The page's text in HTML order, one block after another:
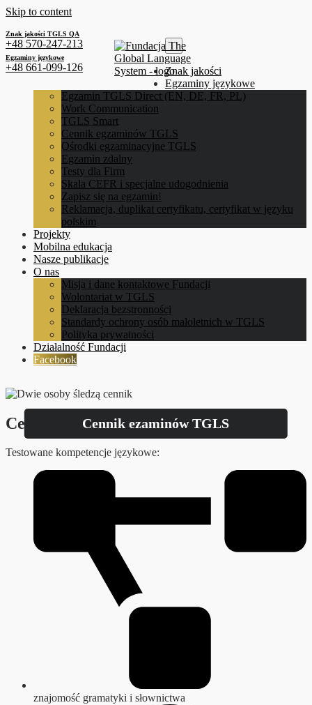
Skip to content
Znak jakości TGLS QA
+48 570-247-213
Egzaminy językowe
+48 661-099-126
Znak jakości
Egzaminy językowe
Egzamin TGLS Direct (EN, DE, FR, PL)
Work Communication
TGLS Smart
Cennik egzaminów TGLS
Ośrodki egzaminacyjne TGLS
Egzamin zdalny
Testy dla Firm
Skala CEFR i specjalne udogodnienia
Zapisz się na egzamin!
Reklamacja, duplikat certyfikatu, certyfikat w języku
polskim
Projekty
Mobilna edukacja
Nasze publikacje
O nas
Misja i dane kontaktowe Fundacji
Wolontariat w TGLS
Deklaracja bezstronności
Standardy ochrony osób małoletnich w TGLS
Polityka prywatności
Działalność Fundacji
Facebook
Cennik ezaminów TGLS
Certyfikaty międzynarodowe:
Testowane kompetencje językowe:
znajomość gramatyki i słownictwa